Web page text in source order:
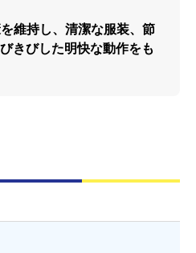
維持し、清潔な服装、節
きびした明快な動作をも